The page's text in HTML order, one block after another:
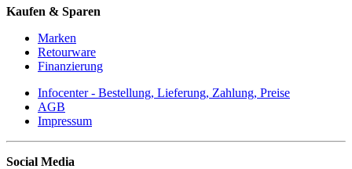
Kaufen & Sparen
Marken
Retourware
Finanzierung
Infocenter - Bestellung, Lieferung, Zahlung, Preise
AGB
Impressum
Social Media